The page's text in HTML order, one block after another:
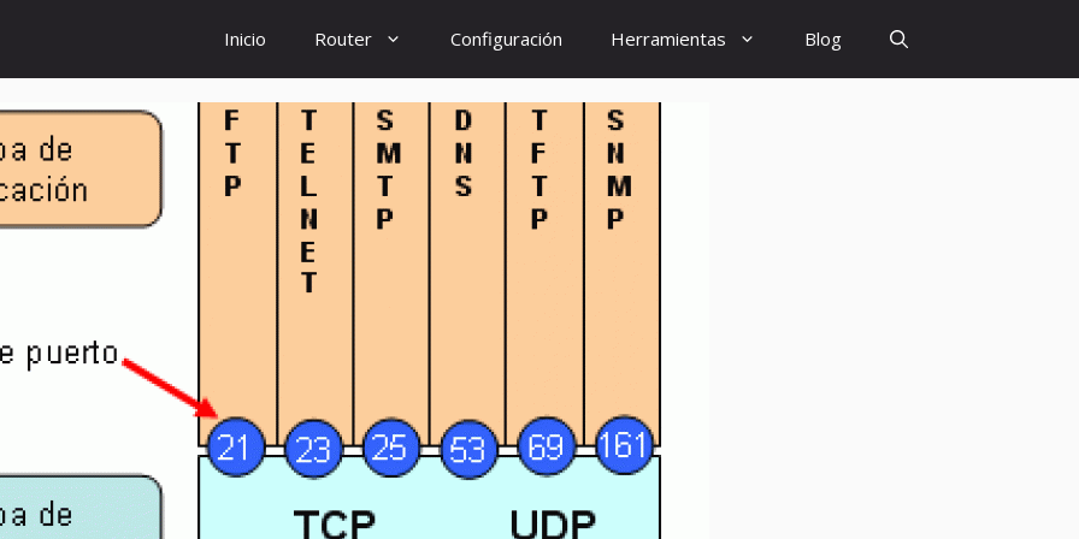
Inicio Router Configuración Herramientas Blog